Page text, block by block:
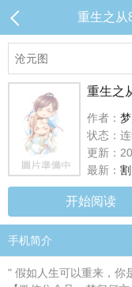
重生之从
重生之
作者：
状态：
更新：
最新：
开始阅读
手机简介
" 假如人生可以重来，你